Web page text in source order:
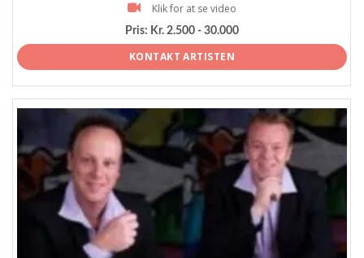
Klik for at se video
Pris: Kr. 2.500 - 30.000
KONTAKT ARTISTEN